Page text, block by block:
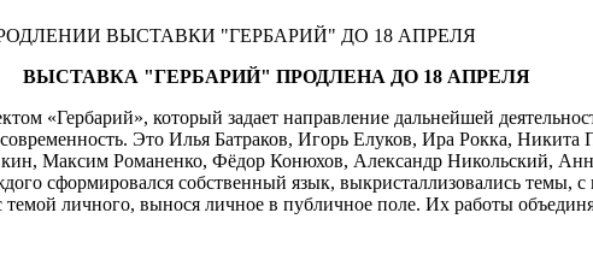
ВЫСТАВКИ "ГЕРБАРИЙ" ДО 18 АПРЕЛЯ
ВЫСТАВКА "ГЕРБАРИЙ" ПРОДЛЕНА ДО 18 АПРЕЛЯ
«Гербарий», который задает направление дальнейшей
Это Илья Батраков, Игорь Елуков, Ира Рокка, Никита
Максим Романенко, Фёдор Конюхов, Александр Никольский,
сформировался собственный язык, выкристаллизовались темы,
личного, вынося личное в публичное поле. Их работы